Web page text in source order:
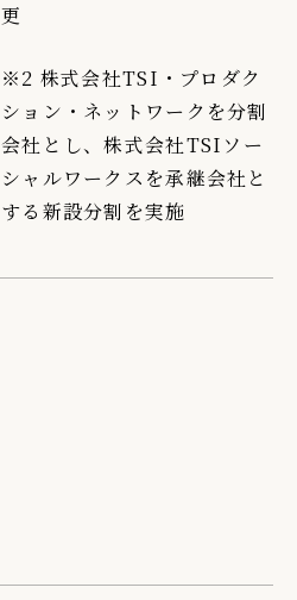
更
※2 株式会社TSI・プロダク
ション・ネットワークを分割
会社とし、株式会社TSIソー
シャルワークスを承継会社と
する新設分割を実施